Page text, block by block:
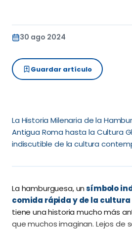
30 ago 2024
Guardar artículo
La Historia Milenaria de la
Antigua Roma hasta la Cultura
indiscutible de la cultura
La hamburguesa, unsímbolo
comida rápida y de la
tiene una historia mucho más
que muchos imaginan. Lejos de